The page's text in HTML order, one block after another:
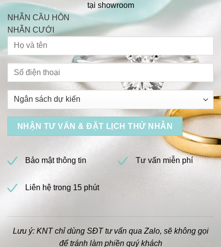
tại showroom
NHẪN CẦU HÔN
NHẪN CƯỚI
Bảo mật thông tin Tư vấn miễn phí
Liên hệ trong 15 phút
Lưu ý: KNT chỉ dùng SĐT tư vấn qua Zalo, sẽ không gọi
để tránh làm phiền quý khách